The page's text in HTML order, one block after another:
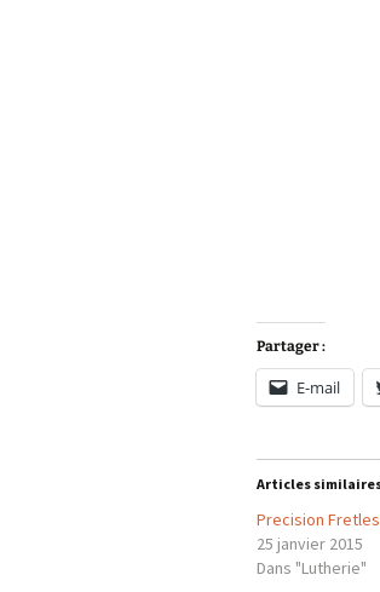
Partager :
E-mail
Articles
Precision
25 janvier 2015
Dans "Lutherie"